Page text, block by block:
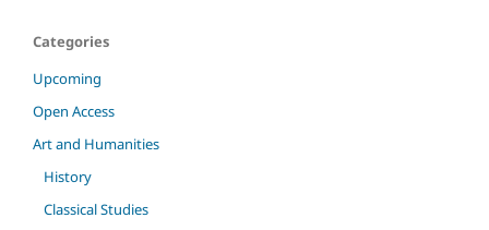
Categories
Upcoming
Open Access
Art and Humanities
History
Classical Studies